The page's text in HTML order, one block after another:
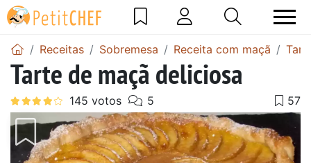
Receitas Sobremesa Receita com maçã
Tarte de maçã deliciosa